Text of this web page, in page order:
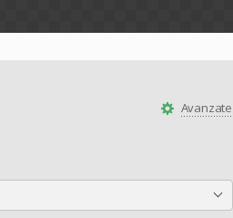
Avanzate